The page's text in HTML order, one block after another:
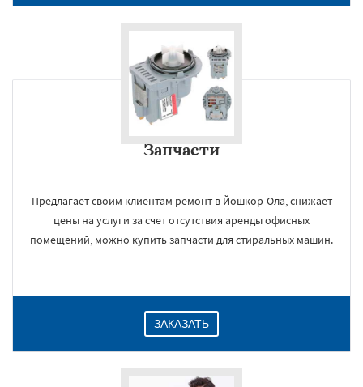
Запчасти
Предлагает своим клиентам ремонт в Йошкор-Ола, снижает
цены на услуги за счет отсутствия аренды офисных
помещений, можно купить запчасти для стиральных машин.
ЗАКАЗАТЬ